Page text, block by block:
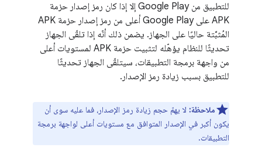
للتطبيق من Google Play إلا إذا كان رمز إصدار حزمة
APK على Google Play أعلى من رمز إصدار حزمة APK
المُثبَّتة حاليًا على الجهاز. يضمن ذلك أنّه إذا تلقّى الجهاز
تحديثًا للنظام يؤهّله لتثبيت حزمة APK لمستويات أعلى
من واجهة برمجة التطبيقات، سيتلقّى الجهاز تحديثًا
للتطبيق بسبب زيادة رمز الإصدار.
ملاحظة: لا يهمّ حجم زيادة رمز الإصدار، فما عليه سوى أن
يكون أكبر في الإصدار المتوافق مع مستويات أعلى لواجهة برمجة
التطبيقات.